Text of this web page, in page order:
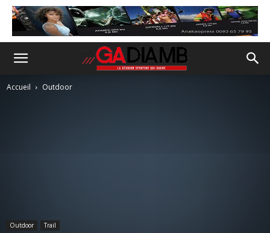
Accueil Outdoor
Outdoor Trail